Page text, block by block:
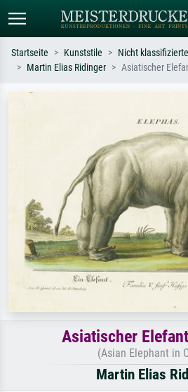
Sternennacht, Impressionismus, Welle
Hokusai, Akt.
Startseite Kunststile
Nicht
Martin Elias Ridinger
Asiatischer
Asiatischer
(Asian Elephant in
Martin Elias